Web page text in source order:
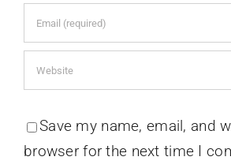
Save my name, email, and
browser for the next time I